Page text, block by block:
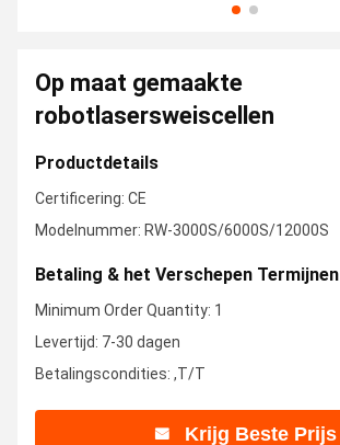
Op maat gemaakte
robotlasersweiscellen
Productdetails
Certificering: CE
Modelnummer: RW-3000S/6000S/12000S
Betaling & het Verschepen Termijnen
Minimum Order Quantity: 1
Levertijd: 7-30 dagen
Betalingscondities: ,T/T
Krijg Beste Prijs